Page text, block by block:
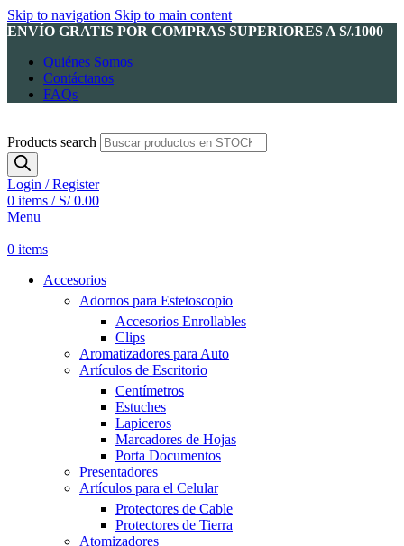
Skip to navigation Skip to main content
ENVÍO GRATIS POR COMPRAS SUPERIORES A S/.1000
Quiénes Somos
Contáctanos
FAQs
Products search
Login / Register
0 items / S/0.00
Menu
0 items
Accesorios
Adornos para Estetoscopio
Accesorios Enrollables
Clips
Aromatizadores para Auto
Artículos de Escritorio
Centímetros
Estuches
Lapiceros
Marcadores de Hojas
Porta Documentos
Presentadores
Artículos para el Celular
Protectores de Cable
Protectores de Tierra
Atomizadores